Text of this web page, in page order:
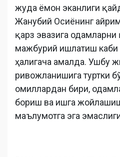
жуда ёмон эканлиги
Жанубий Осиёнинг
қарз эвазига одамларни
мажбурий ишлатиш каби
ҳалигача амалда. Ушбу
ривожланишига туртки
омиллардан бири,
бориш ва ишга
маълумотга эга